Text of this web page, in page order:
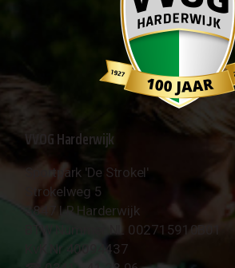
VVOG Harderwijk
Sportpark 'De Strokel'
Strokelweg 5
3847 LR Harderwijk
BTW Nummer NL 002715910B01
KvK Nr 40094437